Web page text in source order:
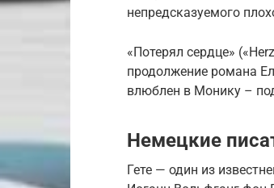
непредсказуемого
«Потерял сердце»
продолжение романа
влюблен в Монику –
Немецкие
Гете — один из